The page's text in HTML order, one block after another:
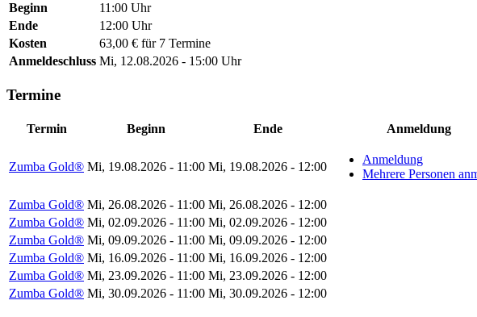
Beginn
11:00 Uhr
Ende
12:00 Uhr
Kosten
63,00 € für 7 Termine
Anmeldeschluss Mi, 12.08.2026 - 15:00 Uhr
Termine
Termin Beginn Ende Anmeldung
Zumba Gold® Mi, 19.08.2026 - 11:00 Mi, 19.08.2026 - 12:00
Anmeldung
Mehrere Personen
Zumba Gold® Mi, 26.08.2026 - 11:00 Mi, 26.08.2026 - 12:00
Zumba Gold® Mi, 02.09.2026 - 11:00 Mi, 02.09.2026 - 12:00
Zumba Gold® Mi, 09.09.2026 - 11:00 Mi, 09.09.2026 - 12:00
Zumba Gold® Mi, 16.09.2026 - 11:00 Mi, 16.09.2026 - 12:00
Zumba Gold® Mi, 23.09.2026 - 11:00 Mi, 23.09.2026 - 12:00
Zumba Gold® Mi, 30.09.2026 - 11:00 Mi, 30.09.2026 - 12:00